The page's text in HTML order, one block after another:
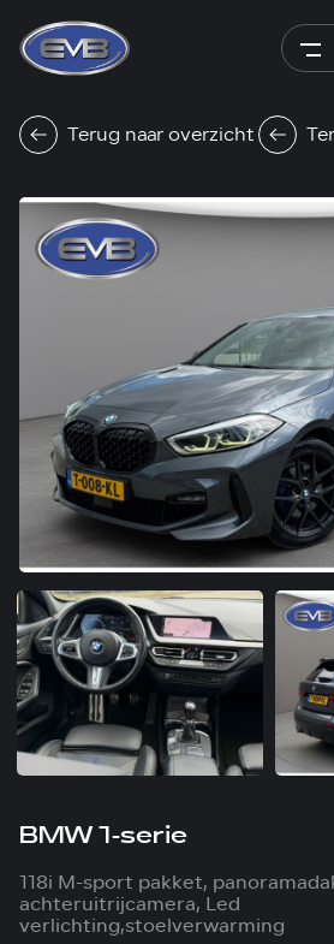
Terug naar overzicht
BMW 1-serie
118i M-sport pakket,
achteruitrijcamera, Led
verlichting,stoelverwarming